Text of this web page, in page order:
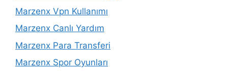
Marzenx Vpn Kullanımı
Marzenx Canlı Yardım
Marzenx Para Transferi
Marzenx Spor Oyunları